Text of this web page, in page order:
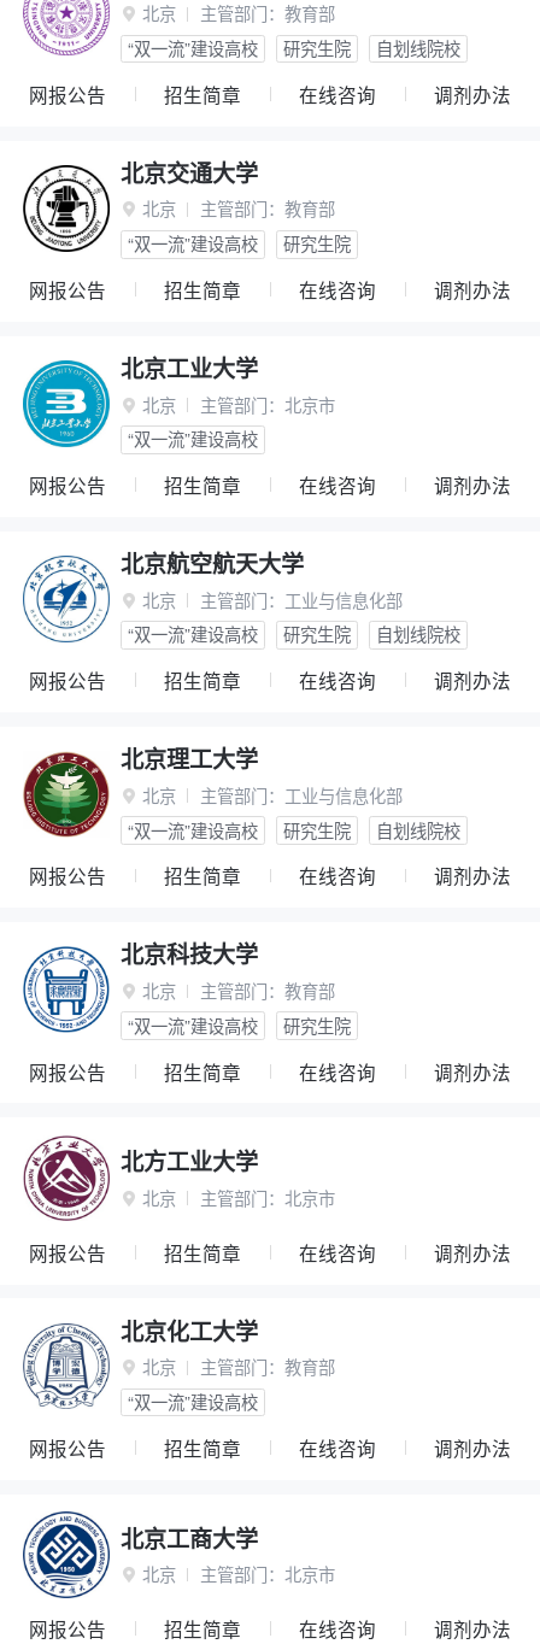
 北京 主管部门： 教育部
“双一流”建设高校
研究生院 自划线院校
网报公告 招生简章 在线咨询 调剂办法
北京交通大学
 北京 主管部门： 教育部
“双一流”建设高校
研究生院
网报公告 招生简章 在线咨询 调剂办法
北京工业大学
 北京 主管部门： 北京市
“双一流”建设高校
网报公告 招生简章 在线咨询 调剂办法
北京航空航天大学
 北京 主管部门： 工业与信息化部
“双一流”建设高校
研究生院 自划线院校
网报公告 招生简章 在线咨询 调剂办法
北京理工大学
 北京 主管部门： 工业与信息化部
“双一流”建设高校
研究生院 自划线院校
网报公告 招生简章 在线咨询 调剂办法
北京科技大学
 北京 主管部门： 教育部
“双一流”建设高校
研究生院
网报公告 招生简章 在线咨询 调剂办法
北方工业大学
 北京 主管部门： 北京市
网报公告 招生简章 在线咨询 调剂办法
北京化工大学
 北京 主管部门： 教育部
“双一流”建设高校
网报公告 招生简章 在线咨询 调剂办法
北京工商大学
 北京 主管部门： 北京市
网报公告 招生简章 在线咨询 调剂办法